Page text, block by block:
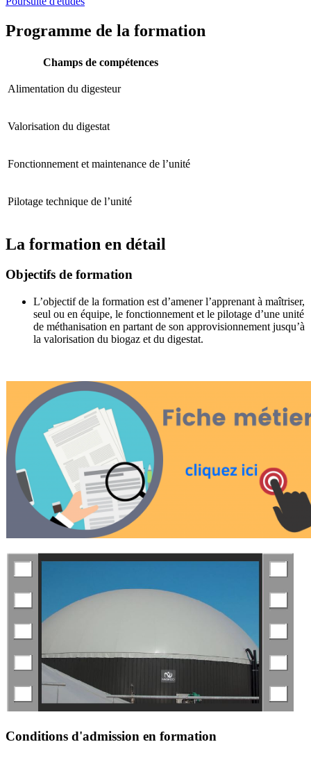
Programme de la formation
Champs de compétences
Alimentation du digesteur
Valorisation du digestat
Fonctionnement et maintenance de l’unité
Pilotage technique de l’unité
La formation en détail
Objectifs de formation
L’objectif de la formation est d’amener l’apprenant à maîtriser,
seul ou en équipe, le fonctionnement et le pilotage d’une unité
de méthanisation en partant de son approvisionnement jusqu’à
la valorisation du biogaz et du digestat.
Conditions d'admission en formation